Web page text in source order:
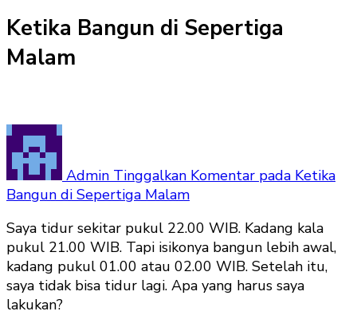
Ketika Bangun di Sepertiga
Malam
Admin Tinggalkan Komentar pada Ketika
Bangun di Sepertiga Malam
Saya tidur sekitar pukul 22.00 WIB. Kadang kala
pukul 21.00 WIB. Tapi isikonya bangun lebih awal,
kadang pukul 01.00 atau 02.00 WIB. Setelah itu,
saya tidak bisa tidur lagi. Apa yang harus saya
lakukan?